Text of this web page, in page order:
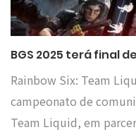
BGS 2025 terá final
Rainbow Six: Team
campeonato de
Team Liquid, em